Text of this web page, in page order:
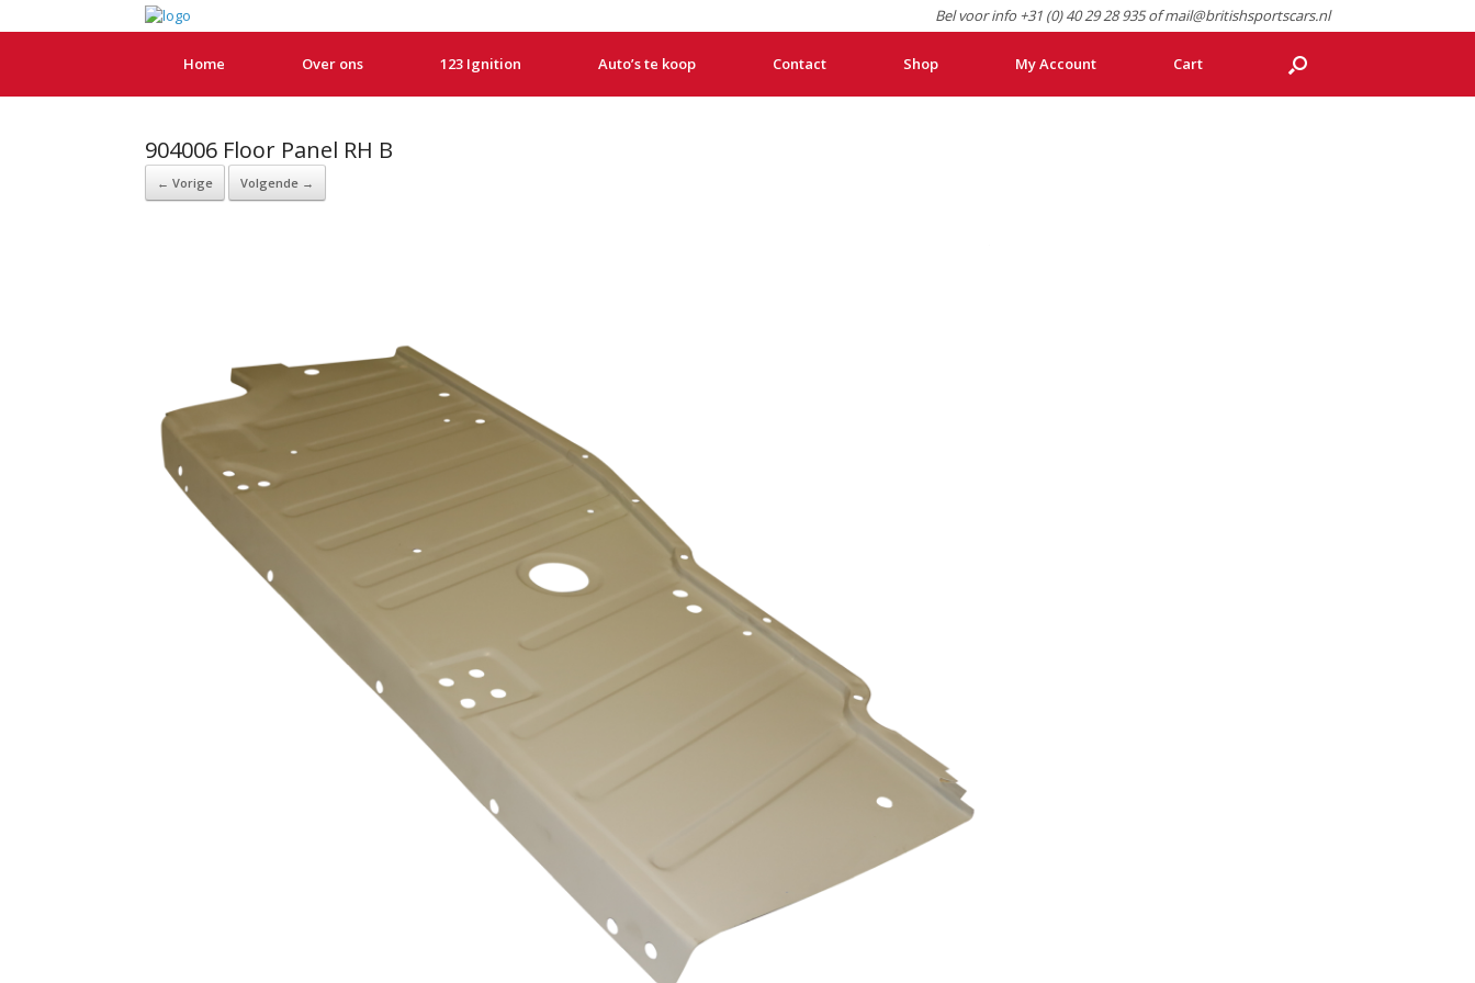
Bel voor info +31 (0) 40 29 28 935 of mail@britishsportscars.nl
Home Over ons 123 Ignition Auto’s te koop Contact Shop My Account Cart
904006 Floor Panel RH B
← Vorige Volgende →